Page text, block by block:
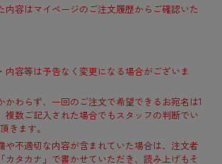
容はマイページのご注文履歴からご確認いた
容等は予告なく変更になる場合がございま
わらず、一回のご注文で希望できるお宛名は1
複数ご記入された場合でもスタッフの判断でい
きます。
不適切な内容が含まれていた場合は、注文者
カタカナ」で書かせていただき、読み上げもそ